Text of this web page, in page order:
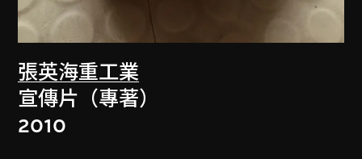
張英海重工業
宣傳片（專著）
2010